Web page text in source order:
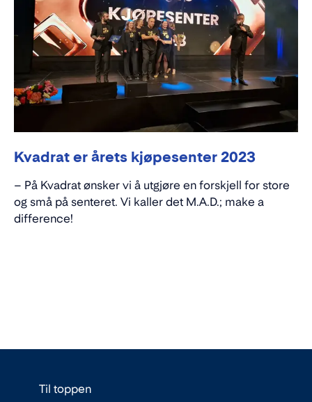
Kvadrat er årets kjøpesenter 2023
– På Kvadrat ønsker vi å utgjøre en forskjell for store
og små på senteret. Vi kaller det M.A.D.; make a
difference!
Til toppen